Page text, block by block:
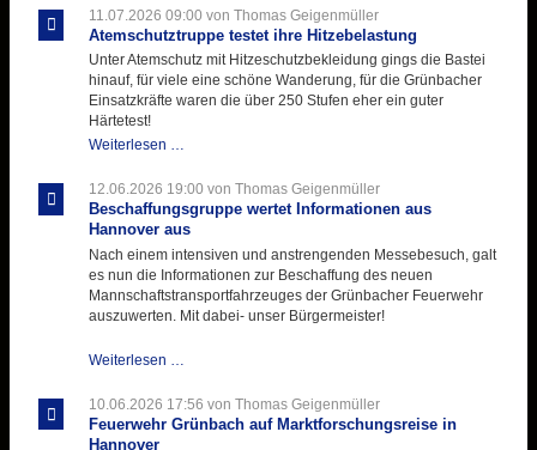
für
der
11.07.2026 09:00 von Thomas Geigenmüller
Atemschutztruppe testet ihre Hitzebelastung
Unter Atemschutz mit Hitzeschutzbekleidung gings die Bastei
hinauf, für viele eine schöne Wanderung, für die Grünbacher
Einsatzkräfte waren die über 250 Stufen eher ein guter
Härtetest!
Weiterlesen …
ihre
Hitzebelastung
12.06.2026 19:00 von Thomas Geigenmüller
Beschaffungsgruppe wertet Informationen aus
Hannover aus
Nach einem intensiven und anstrengenden Messebesuch, galt
es nun die Informationen zur Beschaffung des neuen
Mannschaftstransportfahrzeuges der Grünbacher Feuerwehr
auszuwerten. Mit dabei- unser Bürgermeister!
Weiterlesen …
Informationen
aus
10.06.2026 17:56 von Thomas Geigenmüller
Feuerwehr Grünbach auf Marktforschungsreise in
Hannover